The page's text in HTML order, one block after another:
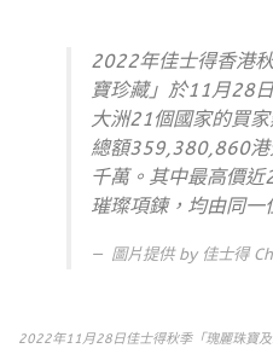
2022年佳士得香港
寶珍藏」於11月28
大洲21個國家的買
總額359,380,860港
千萬。其中最高價
璀璨項鍊，均由同一
圖片提供 by 佳士得
2022年11月28日佳士得秋季「瑰麗珠寶